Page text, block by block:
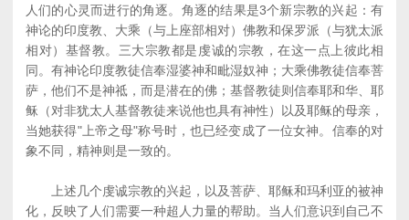
人们的心灵而进行的角逐。角逐的结果是3个新宗教的兴起：有
神论的印度教、大乘（与上座部相对）佛教和保罗派（与犹太派
相对）基督教。三大宗教都是虔诚的宗教，在这一点上彼此相
同。有神论印度教徒信奉湿婆神和毗湿奴神；大乘佛教徒信奉菩
萨，他们不是神祗，而是潜在的佛；基督教徒则信奉耶和华、耶
稣（对非犹太人基督教徒来说他也具有神性）以及耶稣的母亲，
当她获得"上帝之母"称号时，也已经变成了一位女神。信奉的对
象不同，精神则是一致的。
上述几个虔诚宗教的兴起，以及菩萨、耶稣和玛利亚的被神
化，反映了人们需要一种超人力量的帮助。当人们意识到自己不